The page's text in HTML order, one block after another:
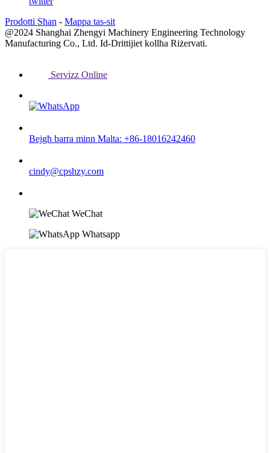
Prodotti Sħan - Mappa tas-sit
@2024 Shanghai Zhengyi Machinery Engineering Technology
Manufacturing Co., Ltd. Id-Drittijiet kollha Riżervati.
Servizz Online
Bejgħ barra minn Malta: +86-18016242460
cindy@cpshzy.com
WeChat
Whatsapp